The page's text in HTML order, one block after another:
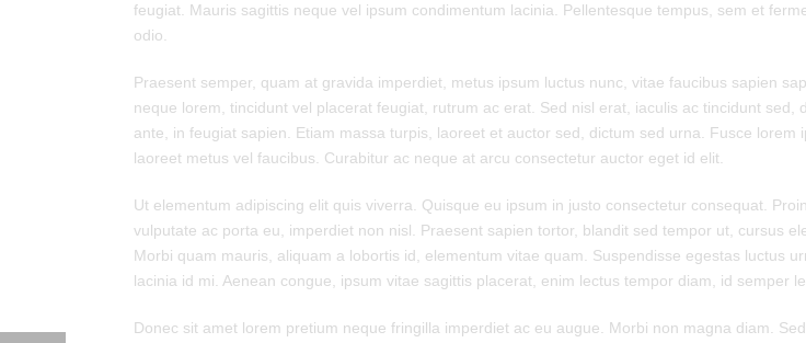
feugiat. Mauris sagittis neque vel ipsum condimentum lacinia. Pellentesque tempus, sem et
odio.
Praesent semper, quam at gravida imperdiet, metus ipsum luctus nunc, vitae faucibus sapien
neque lorem, tincidunt vel placerat feugiat, rutrum ac erat. Sed nisl erat, iaculis ac tincidunt
ante, in feugiat sapien. Etiam massa turpis, laoreet et auctor sed, dictum sed urna. Fusce
laoreet metus vel faucibus. Curabitur ac neque at arcu consectetur auctor eget id elit.
Ut elementum adipiscing elit quis viverra. Quisque eu ipsum in justo consectetur consequat.
vulputate ac porta eu, imperdiet non nisl. Praesent sapien tortor, blandit sed tempor ut, cursus
Morbi quam mauris, aliquam a lobortis id, elementum vitae quam. Suspendisse egestas luctus
lacinia id mi. Aenean congue, ipsum vitae sagittis placerat, enim lectus tempor diam, id semper
Donec sit amet lorem pretium neque fringilla imperdiet ac eu augue. Morbi non magna diam.